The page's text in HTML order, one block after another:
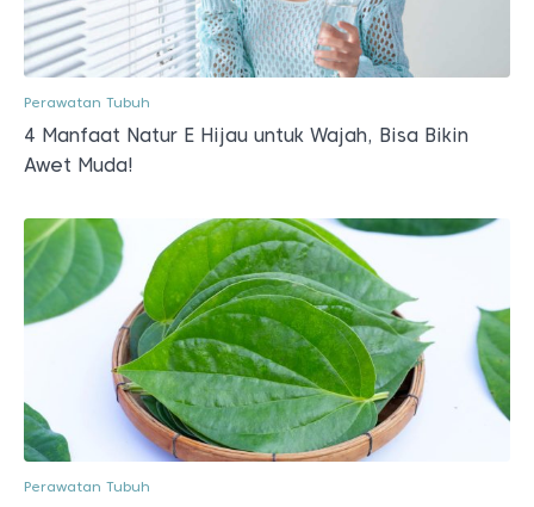
Perawatan Tubuh
4 Manfaat Natur E Hijau untuk Wajah, Bisa Bikin
Awet Muda!
Perawatan Tubuh